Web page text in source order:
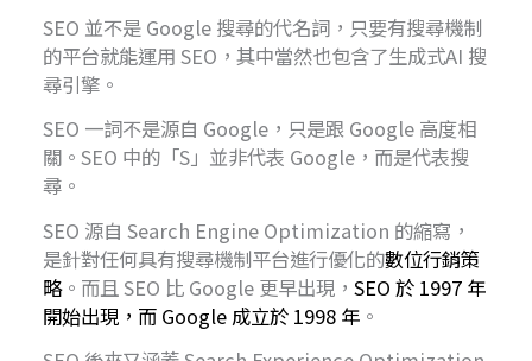
SEO 並不是 Google 搜尋的代名詞，只要有搜尋機制
的平台就能運用 SEO，其中當然也包含了生成式AI 搜
尋引擎。
SEO 一詞不是源自 Google，只是跟 Google 高度相
關。SEO 中的「S」並非代表 Google，而是代表搜
尋。
SEO 源自 Search Engine Optimization 的縮寫，
是針對任何具有搜尋機制平台進行優化的數位行銷策
略。而且 SEO 比 Google 更早出現，SEO 於 1997 年
開始出現，而 Google 成立於 1998 年 。